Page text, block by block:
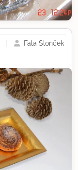
Fala Slonček